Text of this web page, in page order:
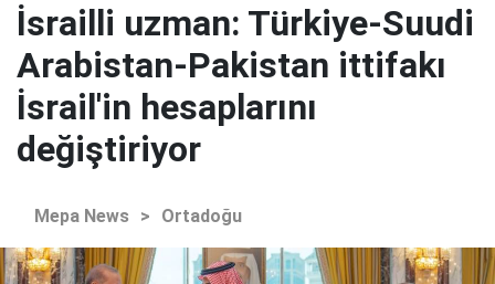
İsrailli uzman: Türkiye-Suudi
Arabistan-Pakistan ittifakı
İsrail'in hesaplarını
değiştiriyor
Mepa News > Ortadoğu